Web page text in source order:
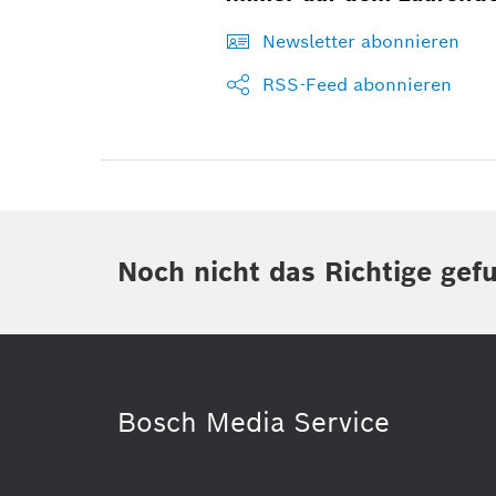
Newsletter abonnieren
RSS-Feed abonnieren
Noch nicht das Richtige
Bosch Media Service